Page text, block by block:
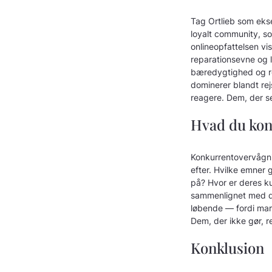
Tag Ortlieb som
loyalt community,
onlineopfattelsen
reparationsevne og
bæredygtighed og
dominerer blandt
reagere. Dem, der
Hvad du
efter. Hvilke emner
på? Hvor er deres
sammenlignet med
løbende — fordi
Dem, der ikke gør,
Konklusion